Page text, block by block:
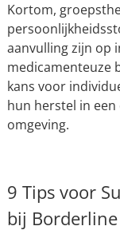
Kortom,
aanvulling zijn op
medicamenteuze
kans voor
hun herstel in
omgeving.
9 Tips voor
bij